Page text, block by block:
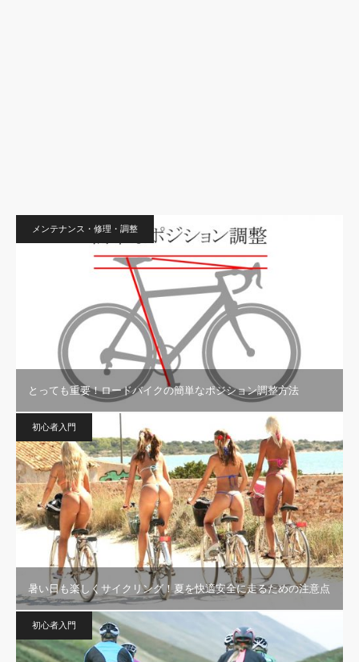
メンテナンス・修理・調整
とっても重要！ロードバイクの簡単なポジション調整方法
初心者入門
暑い日も楽しくサイクリング！夏を快適安全に走るための注意点
初心者入門